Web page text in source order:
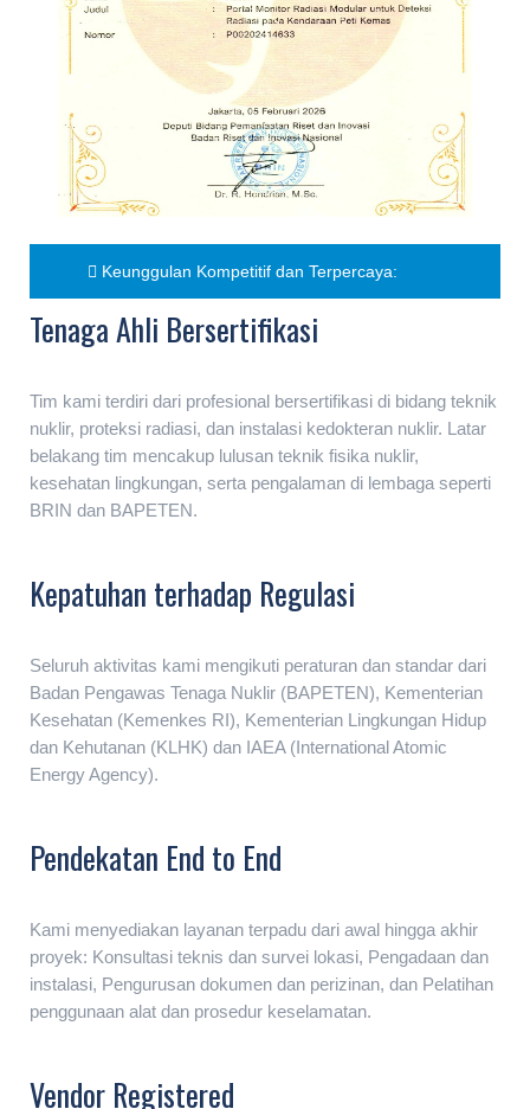
Keunggulan Kompetitif dan Terpercaya:
Tenaga Ahli Bersertifikasi
Tim kami terdiri dari profesional bersertifikasi di bidang teknik
nuklir, proteksi radiasi, dan instalasi kedokteran nuklir. Latar
belakang tim mencakup lulusan teknik fisika nuklir,
kesehatan lingkungan, serta pengalaman di lembaga seperti
BRIN dan BAPETEN.
Kepatuhan terhadap Regulasi
Seluruh aktivitas kami mengikuti peraturan dan standar dari
Badan Pengawas Tenaga Nuklir (BAPETEN), Kementerian
Kesehatan (Kemenkes RI), Kementerian Lingkungan Hidup
dan Kehutanan (KLHK) dan IAEA (International Atomic
Energy Agency).
Pendekatan End to End
Kami menyediakan layanan terpadu dari awal hingga akhir
proyek: Konsultasi teknis dan survei lokasi, Pengadaan dan
instalasi, Pengurusan dokumen dan perizinan, dan Pelatihan
penggunaan alat dan prosedur keselamatan.
Vendor Registered